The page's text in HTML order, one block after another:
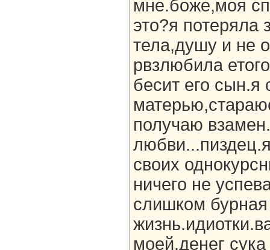
мне.боже,моя
это?я потеряла
тела,душу и не
рвзлюбила
бесит его
получаю
своих
ничего не
слишком
моей.денег сука